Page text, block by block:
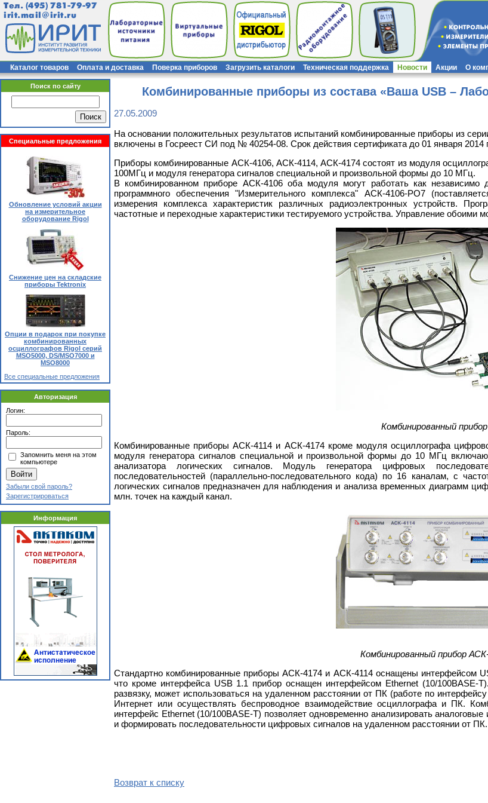
Тел. (495) 781-79-97
irit.mail@irit.ru
Каталог товаров Оплата и доставка Поверка приборов Загрузить каталоги Техническая поддержка Новости Акции О
Поиск по сайту
Специальные предложения
Обновление условий акции
на измерительное
оборудование Rigol
Снижение цен на складские
приборы Tektronix
Опции в подарок при покупке
комбинированных
осциллографов Rigol серий
MSO5000, DS/MSO7000 и
MSO8000
Все специальные предложения
Авторизация
Логин:
Пароль:
Запомнить меня на этом
компьютере
Забыли свой пароль?
Зарегистрироваться
Информация
Комбинированные приборы из состава «Ваша USB –
27.05.2009
На основании положительных результатов испытаний комбинированные приборы из
включены в Госреест СИ под № 40254-08. Срок действия сертификата до 01 января 2014
Приборы комбинированные АСК-4106, АСК-4114, АСК-4174 состоят из модуля
100МГц и модуля генератора сигналов специальной и произвольной формы до 10 МГц.
В комбинированном приборе АСК-4106 оба модуля могут работать как независимо
программного обеспечения "Измерительного комплекса" АСК-4106-РО7
измерения комплекса характеристик различных радиоэлектронных устройств.
частотные и переходные характеристики тестируемого устройства. Управление
Комбинированный
Комбинированные приборы АСК-4114 и АСК-4174 кроме модуля осциллографа
модуля генератора сигналов специальной и произвольной формы до 10 МГц
анализатора логических сигналов. Модуль генератора цифровых
последовательностей (параллельно-последовательного кода) по 16 каналам, с
логических сигналов предназначен для наблюдения и анализа временных диаграмм
млн. точек на каждый канал.
Комбинированный прибор
Стандартно комбинированные приборы АСК-4174 и АСК-4114 оснащены интерфейсом
что кроме интерфейса USB 1.1 прибор оснащен интерфейсом Ethernet (10/100BASE-
развязку, может использоваться на удаленном расстоянии от ПК (работе по
Интернет или осуществлять беспроводное взаимодействие осциллографа и ПК.
интерфейс Ethernet (10/100BASE-T) позволяет одновременно анализировать
и формировать последовательности цифровых сигналов на удаленном расстоянии от ПК.
Возврат к списку